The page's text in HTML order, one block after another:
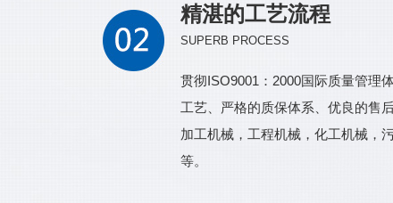
精湛的工艺流程
SUPERB PROCESS
贯彻ISO9001：2000国际质量管理
工艺、严格的质保体系、优良的售
加工机械，工程机械，化工机械，
等。